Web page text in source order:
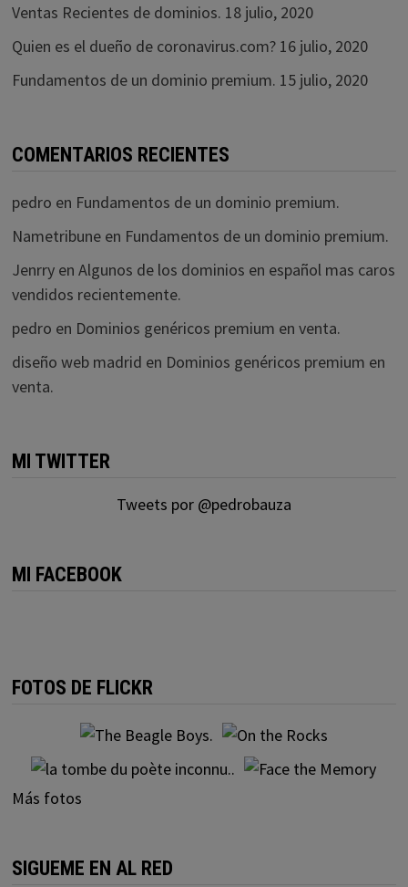
Ventas Recientes de dominios. 18 julio, 2020
Quien es el dueño de coronavirus.com? 16 julio, 2020
Fundamentos de un dominio premium. 15 julio, 2020
COMENTARIOS RECIENTES
pedro en Fundamentos de un dominio premium.
Nametribuneen Fundamentos de un dominio premium.
Jenrryen Algunos de los dominios en español mas caros
vendidos recientemente.
pedro en Dominios genéricos premium en venta.
diseño web madrid en Dominios genéricos premium en
venta.
MI TWITTER
Tweets por @pedrobauza
MI FACEBOOK
FOTOS DE FLICKR
Más fotos
SIGUEME EN AL RED